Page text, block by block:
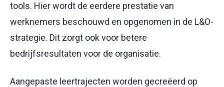
tools. Hier wordt de eerdere prestatie van
werknemers beschouwd en opgenomen in de L&O-
strategie. Dit zorgt ook voor betere
bedrijfsresultaten voor de organisatie.
Aangepaste leertrajecten worden gecreëerd op